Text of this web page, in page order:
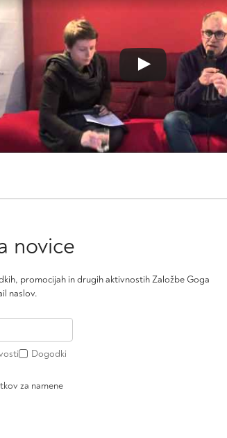
novice
promocijah in drugih aktivnostih Založbe Goga
naslov.
Dogodki
za namene